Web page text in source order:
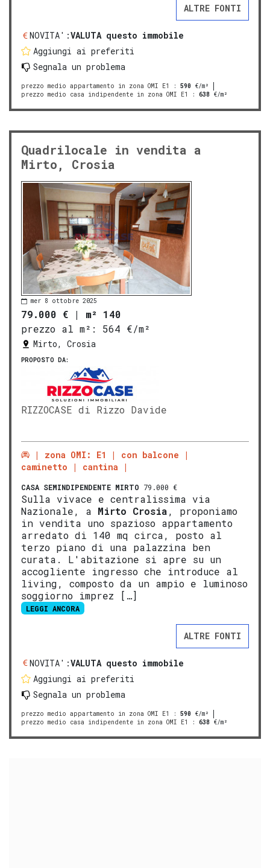
ALTRE FONTI
NOVITA':VALUTA questo immobile
Aggiungi ai preferiti
Segnala un problema
prezzo medio appartamento in zona OMI E1 : 590 €/m²
prezzo medio casa indipendente in zona OMI E1
: 638 €/m²
Quadrilocale in vendita a
Mirto, Crosia
mer 8 ottobre 2025
79.000 € | m² 140
prezzo al m²:
564 €/m²
Mirto, Crosia
PROPOSTO DA:
RIZZOCASE di Rizzo Davide
zona OMI: E1
con balcone
caminetto
cantina
CASA SEMINDIPENDENTE MIRTO 79.000 €
Sulla vivace e centralissima via
Nazionale, a Mirto Crosia, proponiamo
in vendita uno spazioso appartamento
arredato di 140 mq circa, posto al
terzo piano di una palazzina ben
curata. L'abitazione si apre su un
accogliente ingresso che introduce al
living, composto da un ampio e luminoso
soggiorno imprez […]
LEGGI ANCORA
ALTRE FONTI
NOVITA':VALUTA questo immobile
Aggiungi ai preferiti
Segnala un problema
prezzo medio appartamento in zona OMI E1 : 590 €/m²
prezzo medio casa indipendente in zona OMI E1
: 638 €/m²